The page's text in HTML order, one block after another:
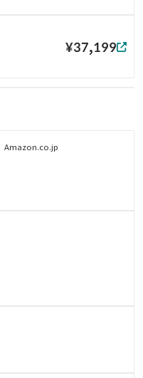
¥37,199
Amazon.co.jp